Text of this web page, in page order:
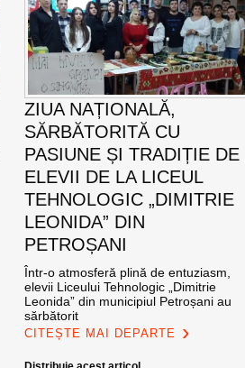
ZIUA NAȚIONALĂ,
SĂRBĂTORITĂ CU
PASIUNE ȘI TRADIȚIE DE
ELEVII DE LA LICEUL
TEHNOLOGIC „DIMITRIE
LEONIDA” DIN
PETROȘANI
Într-o atmosferă plină de entuziasm,
elevii Liceului Tehnologic „Dimitrie
Leonida” din municipiul Petroșani au
sărbătorit
CITEȘTE MAI DEPARTE